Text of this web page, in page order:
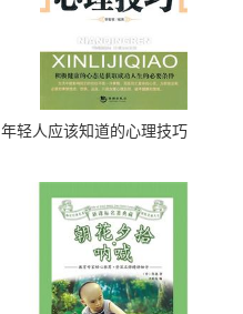
年轻人应该知道的心理技巧